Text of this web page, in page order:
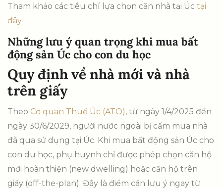
Tham khảo các tiêu chí lựa chọn căn nhà tại Úc tại
đây
Những lưu ý quan trọng khi mua bất
động sản Úc cho con du học
Quy định về nhà mới và nhà
trên giấy
Theo Cơ quan Thuế Úc (ATO), từ ngày 1/4/2025 đến
ngày 30/6/2029, người nước ngoài bị cấm mua nhà
đã qua sử dụng tại Úc. Khi mua bất động sản Úc cho
con du học, phụ huynh chỉ được phép chọn căn hộ
mới hoàn thiện (new dwelling) hoặc căn hộ trên
giấy (off-the-plan). Đây là điểm cần lưu ý ngay từ